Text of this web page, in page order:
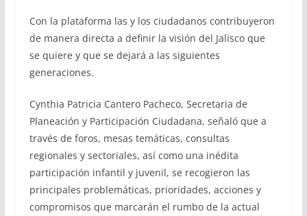
Con la plataforma las y los ciudadanos contribuyeron
de manera directa a definir la visión del Jalisco que
se quiere y que se dejará a las siguientes
generaciones.
Cynthia Patricia Cantero Pacheco, Secretaria de
Planeación y Participación Ciudadana, señaló que a
través de foros, mesas temáticas, consultas
regionales y sectoriales, así como una inédita
participación infantil y juvenil, se recogieron las
principales problemáticas, prioridades, acciones y
compromisos que marcarán el rumbo de la actual